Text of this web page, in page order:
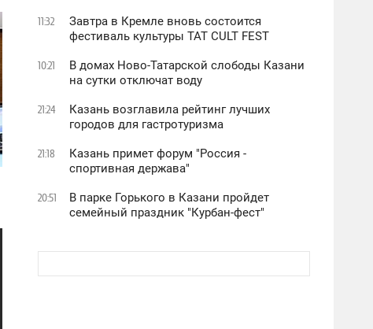
11:32
Завтра в Кремле вновь состоится
фестиваль культуры TAT CULT FEST
10:21
В домах Ново-Татарской слободы Казани
на сутки отключат воду
21:24
Казань возглавила рейтинг лучших
городов для гастротуризма
21:18
Казань примет форум "Россия -
спортивная держава"
20:51
В парке Горького в Казани пройдет
семейный праздник "Курбан-фест"